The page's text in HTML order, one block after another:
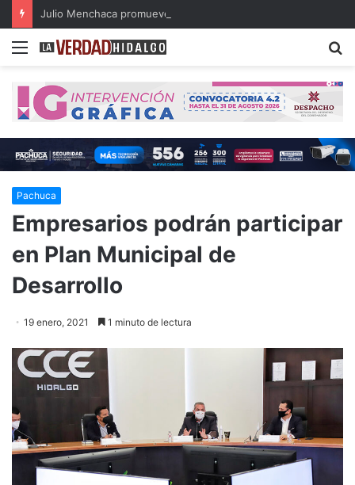
Menu
Pachuca
Empresarios podrán participar
en Plan Municipal de
Desarrollo
19 enero, 2021 1 minuto de lectura